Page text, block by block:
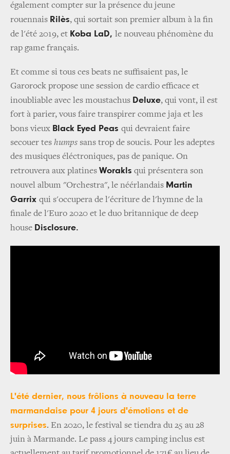
également compter sur la présence du jeune
rouennais Rilès, qui sortait son premier album à la fin
de l'été 2019, et Koba LaD, le nouveau phénomène du
rap game français.
Et comme si tous ces beats ne suffisaient pas, le
Garorock propose une session de cardio efficace et
inoubliable avec les moustachus Deluxe, qui vont, il est
fort à parier, vous faire transpirer comme jaja et les
bons vieux Black Eyed Peas qui devraient faire
secouer tes humps sans trop de soucis. Pour les adeptes
des musiques éléctroniques, pas de panique. On
retrouvera aux platines Worakls qui présentera son
nouvel album "Orchestra", le néérlandais Martin
Garrix qui s'occupera de l'écriture de l'hymne de la
finale de l'Euro 2020 et le duo britannique de deep
house Disclosure.
L'été dernier, nous frôlions à nouveau la terre
marmandaise pour 4 jours d'émotions et de
surprises. En 2020, le festival se tiendra du 25 au 28
juin à Marmande. Le pass 4 jours camping inclus est